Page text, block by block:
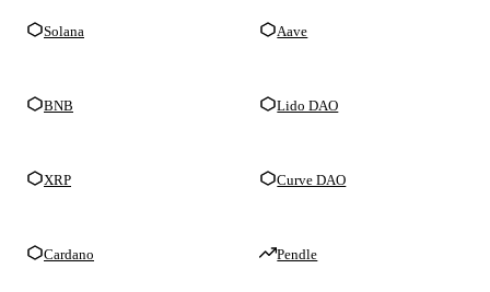
Solana
BNB
XRP
Cardano
Aave
Lido DAO
Curve DAO
Pendle